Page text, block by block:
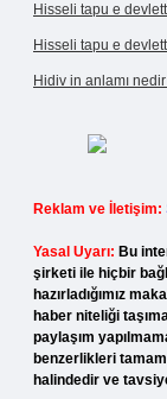
Hisseli tapu e
Hisseli tapu e
Hidiv in anlamı
Reklam ve İletişim:
Yasal Uyarı: Bu
şirketi ile hiçbir
hazırladığımız
haber niteliği
paylaşım
benzerlikleri
halindedir ve